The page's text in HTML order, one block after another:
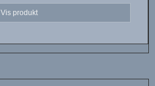
Vis produkt